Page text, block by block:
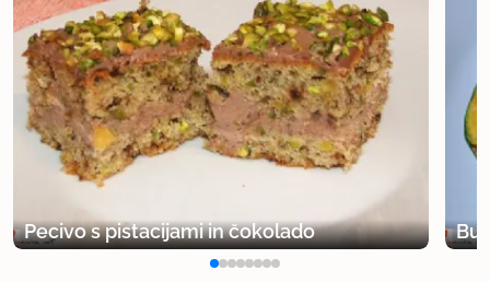
testo.
Uporabljam pa tudi to verjanto praženja pistacij,
kozic na česnovem olju za kakšne omake za rižoto
ali testenine. Ničesar od navedenega se ne bi
branil. :)
Pecivo s pistacijami in čokolado